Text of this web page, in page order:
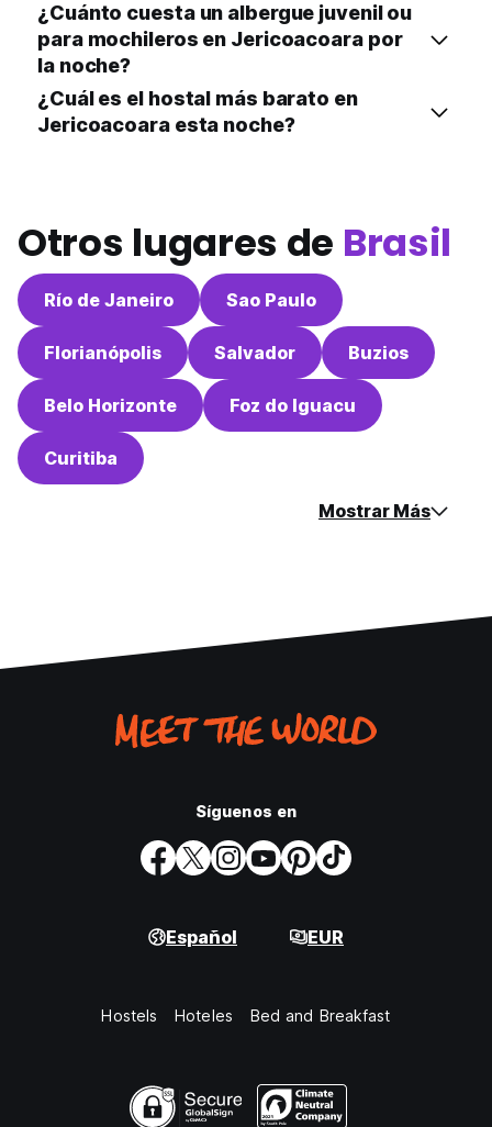
¿Cuánto cuesta un albergue juvenil ou
para mochileros en Jericoacoara por
la noche?
¿Cuál es el hostal más barato en
Jericoacoara esta noche?
Otros lugares de Brasil
Río de Janeiro Sao Paulo
Florianópolis Salvador Buzios
Belo Horizonte Foz do Iguacu
Curitiba
Mostrar Más
Síguenos en
Español EUR
Hostels Hoteles Bed and Breakfast